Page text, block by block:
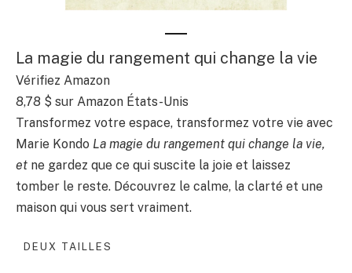
La magie du rangement qui change la vie
Vérifiez Amazon
8,78 $ sur Amazon États-Unis
Transformez votre espace, transformez votre vie avec
Marie Kondo La magie du rangement qui change la vie,
et ne gardez que ce qui suscite la joie et laissez
tomber le reste. Découvrez le calme, la clarté et une
maison qui vous sert vraiment.
DEUX TAILLES